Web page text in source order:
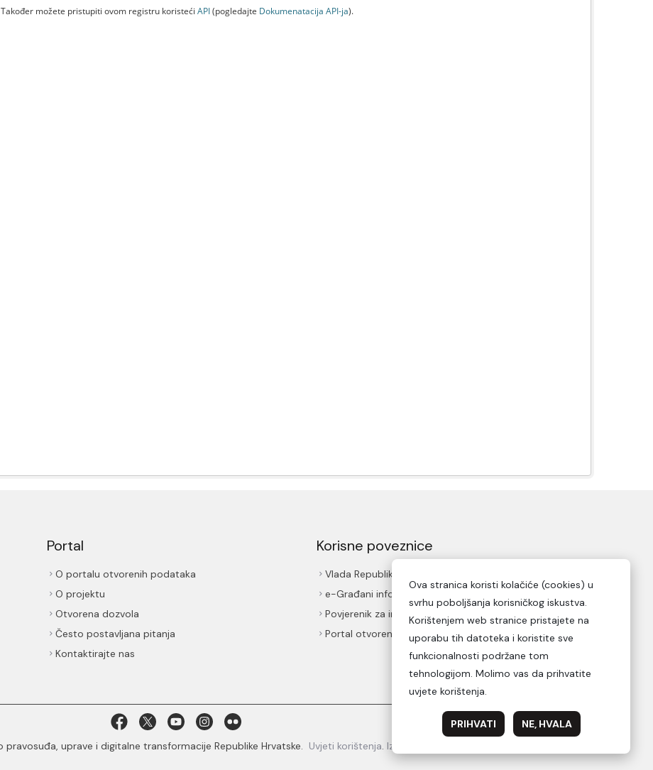
Također možete pristupiti ovom registru koristeći API(pogledajte Dokumenаtаcijа API-jа).